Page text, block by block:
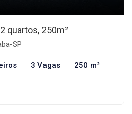
quartos, 250m²
SP
3 Vagas 250 m²